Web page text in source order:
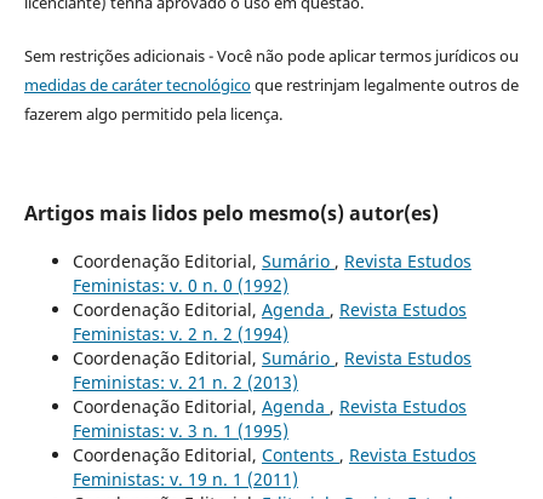
Sem restrições adicionais - Você não pode aplicar termos jurídicos ou
medidas de caráter tecnológicoque restrinjam legalmente outros de
fazerem algo permitido pela licença.
Artigos mais lidos pelo mesmo(s) autor(es)
Coordenação Editorial, Sumário , Revista Estudos
Feministas: v. 0 n. 0 (1992)
Coordenação Editorial, Agenda , Revista Estudos
Feministas: v. 2 n. 2 (1994)
Coordenação Editorial, Sumário , Revista Estudos
Feministas: v. 21 n. 2 (2013)
Coordenação Editorial, Agenda , Revista Estudos
Feministas: v. 3 n. 1 (1995)
Coordenação Editorial, Contents , Revista Estudos
Feministas: v. 19 n. 1 (2011)